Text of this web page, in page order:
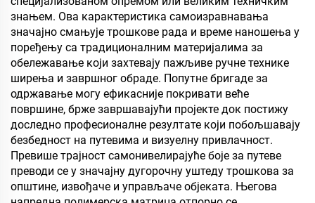
знањем. Ова карактеристика самоизравнавања
значајно смањује трошкове рада и време наношења у
поређењу са традиционалним материјалима за
обележавање који захтевају пажљиве ручне технике
ширења и завршног обраде. Попутне бригаде за
одржавање могу ефикасније покривати веће
површине, брже завршавајући пројекте док постижу
доследно професионалне резултате који побољшавају
безбедност на путевима и визуелну привлачност.
Превише трајност самонивелирајуће боје за путеве
преводи се у значајну дугорочну уштеду трошкова за
општине, извођаче и управљаче објеката. Његова